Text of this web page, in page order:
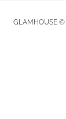
GLAMHOUSE ©